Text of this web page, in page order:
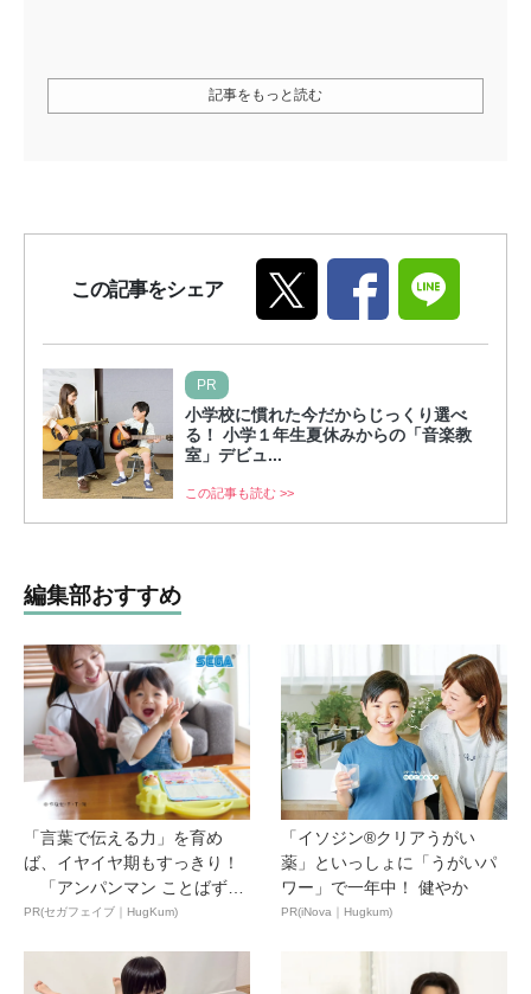
記事をもっと読む
この記事をシェア
PR
小学校に慣れた今だからじっくり選べ
る！ 小学１年生夏休みからの「音楽教
室」デビュ...
この記事も読む >>
編集部おすすめ
「言葉で伝える力」を育め
ば、イヤイヤ期もすっきり！
「アンパンマン ことばずか
ん...
PR(セガフェイブ｜HugKum)
「イソジン®クリアうがい
薬」といっしょに「うがいパ
ワー」で一年中！ 健やか
PR(iNova｜Hugkum)